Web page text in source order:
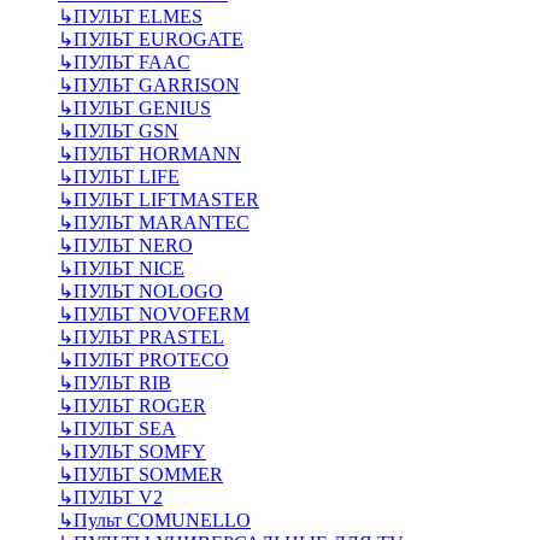
↳ПУЛЬТ ELMES
↳ПУЛЬТ EUROGATE
↳ПУЛЬТ FAAC
↳ПУЛЬТ GARRISON
↳ПУЛЬТ GENIUS
↳ПУЛЬТ GSN
↳ПУЛЬТ HORMANN
↳ПУЛЬТ LIFE
↳ПУЛЬТ LIFTMASTER
↳ПУЛЬТ MARANTEC
↳ПУЛЬТ NERO
↳ПУЛЬТ NICE
↳ПУЛЬТ NOLOGO
↳ПУЛЬТ NOVOFERM
↳ПУЛЬТ PRASTEL
↳ПУЛЬТ PROTECO
↳ПУЛЬТ RIB
↳ПУЛЬТ ROGER
↳ПУЛЬТ SEA
↳ПУЛЬТ SOMFY
↳ПУЛЬТ SOMMER
↳ПУЛЬТ V2
↳Пульт СOMUNELLO